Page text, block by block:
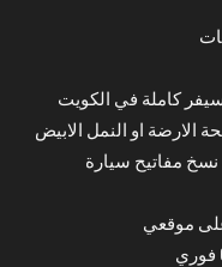
كاملة في الكويت
الارضة او النمل الابيض
نسخ مفاتيح سيارة